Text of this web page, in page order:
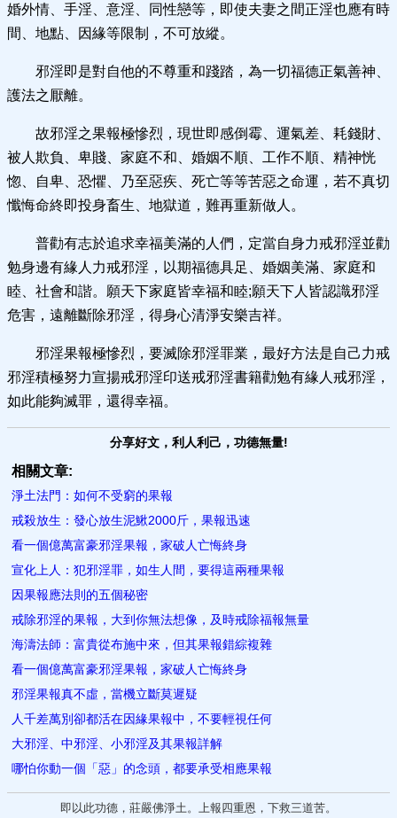
婚外情、手淫、意淫、同性戀等，即使夫妻之間正淫也應有時
間、地點、因緣等限制，不可放縱。
邪淫即是對自他的不尊重和踐踏，為一切福德正氣善神、
護法之厭離。
故邪淫之果報極慘烈，現世即感倒霉、運氣差、耗錢財、
被人欺負、卑賤、家庭不和、婚姻不順、工作不順、精神恍
惚、自卑、恐懼、乃至惡疾、死亡等等苦惡之命運，若不真切
懺悔命終即投身畜生、地獄道，難再重新做人。
普勸有志於追求幸福美滿的人們，定當自身力戒邪淫並勸
勉身邊有緣人力戒邪淫，以期福德具足、婚姻美滿、家庭和
睦、社會和諧。願天下家庭皆幸福和睦;願天下人皆認識邪淫
危害，遠離斷除邪淫，得身心清淨安樂吉祥。
邪淫果報極慘烈，要滅除邪淫罪業，最好方法是自己力戒
邪淫積極努力宣揚戒邪淫印送戒邪淫書籍勸勉有緣人戒邪淫，
如此能夠滅罪，還得幸福。
分享好文，利人利己，功德無量!
相關文章:
淨土法門：如何不受窮的果報
戒殺放生：發心放生泥鰍2000斤，果報迅速
看一個億萬富豪邪淫果報，家破人亡悔終身
宣化上人：犯邪淫罪，如生人間，要得這兩種果報
因果報應法則的五個秘密
戒除邪淫的果報，大到你無法想像，及時戒除福報無量
海濤法師：富貴從布施中來，但其果報錯綜複雜
看一個億萬富豪邪淫果報，家破人亡悔終身
邪淫果報真不虛，當機立斷莫遲疑
人千差萬別卻都活在因​緣果報中，不要輕視任何
大邪淫、中邪淫、小邪淫及其果報詳解
哪怕你動一個「惡」的念頭，都要承受相應果報
即以此功德，莊嚴佛淨土。上報四重恩，下救三道苦。